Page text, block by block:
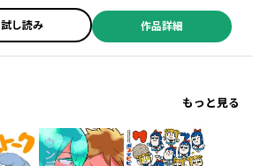
試し読み 作品詳細
もっと見る